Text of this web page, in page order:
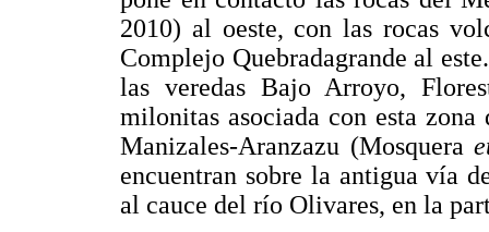
2010) al oeste, con las rocas
Complejo Quebradagrande al
las veredas Bajo Arroyo,
milonitas asociada con esta
Manizales-Aranzazu (Mosquera
encuentran sobre la antigua vía
al cauce del río Olivares, en la